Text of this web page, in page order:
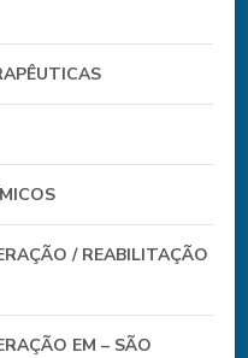
/ REABILITAÇÃO
EM – SÃO